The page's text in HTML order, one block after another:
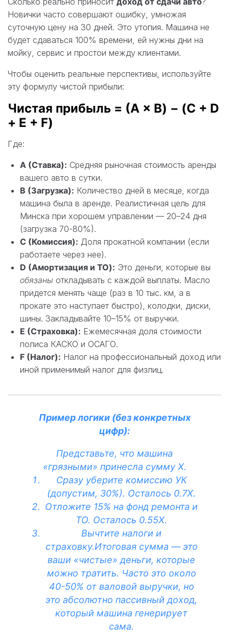
Новички часто совершают ошибку, умножая
суточную цену на 30 дней. Это утопия. Машина не
будет сдаваться 100% времени, ей нужны дни на
мойку, сервис и простои между клиентами.
Чтобы оценить реальные перспективы, используйте
эту формулу чистой прибыли:
Чистая прибыль = (А × B) − (C + D
+ E + F)
Где:
A (Ставка): Средняя рыночная стоимость аренды
вашего авто в сутки.
B (Загрузка): Количество дней в месяце, когда
машина была в аренде. Реалистичная цель для
Минска при хорошем управлении — 20–24 дня
(загрузка 70-80%).
C (Комиссия): Доля прокатной компании (если
работаете через нее).
D (Амортизация и ТО): Это деньги, которые вы
обязаны откладывать с каждой выплаты. Масло
придется менять чаще (раз в 10 тыс. км, а в
прокате это наступает быстро), колодки, диски,
шины. Закладывайте 10–15% от выручки.
E (Страховка): Ежемесячная доля стоимости
полиса КАСКО и ОСАГО.
F (Налог): Налог на профессиональный доход или
иной применимый налог для физлиц.
Пример логики (без конкретных
цифр):
Представьте, что машина
«грязными» принесла сумму X.
Сразу уберите комиссию УК
(допустим, 30%). Осталось 0.7X.
Отложите 15% на фонд ремонта и
ТО. Осталось 0.55X.
Вычтите налоги и
страховку.Итоговая сумма — это
ваши «чистые» деньги, которые
можно тратить. Часто это около
40-50% от валовой выручки, но
это абсолютно пассивный доход,
который машина генерирует
сама.